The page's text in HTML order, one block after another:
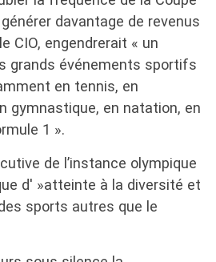
davantage de revenus
CIO, engendrerait « un
grands événements sportifs
en tennis, en
gymnastique, en natation, en
1 ».
de l’instance olympique
d' »atteinte à la diversité et
sports autres que le